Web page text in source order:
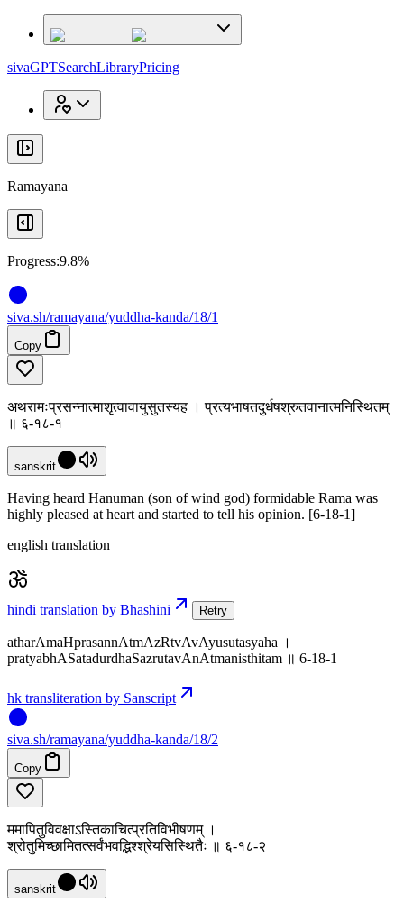
sivaGPTSearchLibraryPricing
Ramayana
Progress:9.8%
siva.sh/ramayana/yuddha-kanda/18/1
Copy
अथरामःप्रसन्नात्माशृत्वावायुसुतस्यह । प्रत्यभाषतदुर्धषश्रुतवानात्मनिस्थितम्
॥ ६-१८-१
sanskrit
Having heard Hanuman (son of wind god) formidable Rama was
highly pleased at heart and started to tell his opinion. [6-18-1]
english translation
hindi translation by Bhashini Retry
atharAmaHprasannAtmAzRtvAvAyusutasyaha ।
pratyabhASatadurdhaSazrutavAnAtmanisthitam ॥ 6-18-1
hk transliteration by Sanscript
siva.sh/ramayana/yuddha-kanda/18/2
Copy
ममापितुविवक्षाऽस्तिकाचित्प्रतिविभीषणम् ।
श्रोतुमिच्छामितत्सर्वंभवद्भिश्श्रेयसिस्थितैः ॥ ६-१८-२
sanskrit